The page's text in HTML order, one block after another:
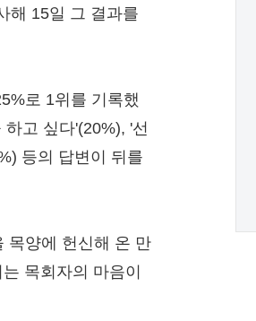
해 15일 그 결과를
로 1위를 기록했
고 싶다'(20%), '선
등의 답변이 뒤를
목양에 헌신해 온 만
목회자의 마음이